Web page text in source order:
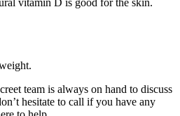
team is always on hand to discuss
hesitate to call if you have any